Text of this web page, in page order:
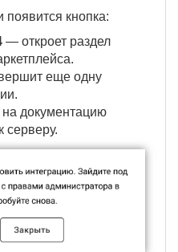
появится кнопка:
— откроет раздел
еще одну
документацию
серверу.